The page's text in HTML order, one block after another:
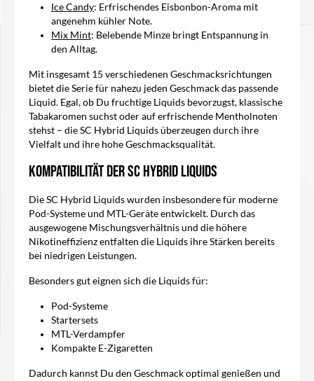
Ice Candy: Erfrischendes Eisbonbon-Aroma mit
angenehm kühler Note.
Mix Mint: Belebende Minze bringt Entspannung in
den Alltag.
Mit insgesamt 15 verschiedenen Geschmacksrichtungen
bietet die Serie für nahezu jeden Geschmack das passende
Liquid. Egal, ob Du fruchtige Liquids bevorzugst, klassische
Tabakaromen suchst oder auf erfrischende Mentholnoten
stehst – die SC Hybrid Liquids überzeugen durch ihre
Vielfalt und ihre hohe Geschmacksqualität.
Kompatibilität der SC Hybrid Liquids
Die SC Hybrid Liquids wurden insbesondere für moderne
Pod-Systeme und MTL-Geräte entwickelt. Durch das
ausgewogene Mischungsverhältnis und die höhere
Nikotineffizienz entfalten die Liquids ihre Stärken bereits
bei niedrigen Leistungen.
Besonders gut eignen sich die Liquids für:
Pod-Systeme
Startersets
MTL-Verdampfer
Kompakte E-Zigaretten
Dadurch kannst Du den Geschmack optimal genießen und